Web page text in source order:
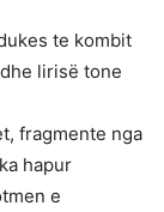
te kombit
lirisë tone
fragmente nga
hapur
e